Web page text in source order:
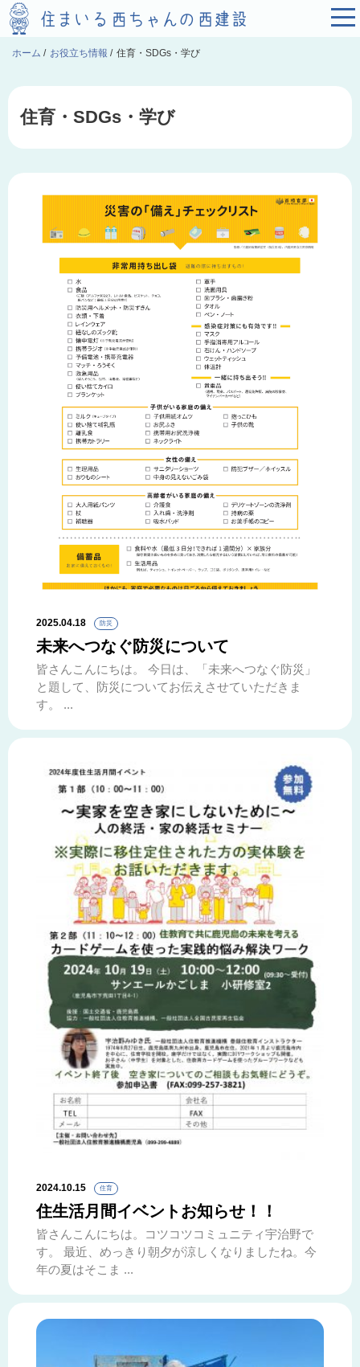
ホーム / お役立ち情報 / 住育・SDGs・学び
住育・SDGs・学び
2025.04.18 防災
未来へつなぐ防災について
皆さんこんにちは。 今日は、「未来へつなぐ防災」
と題して、防災についてお伝えさせていただきま
す。 ...
2024.10.15 住育
住生活月間イベントお知らせ！！
皆さんこんにちは。コツコツコミュニティ宇治野で
す。 最近、めっきり朝夕が涼しくなりましたね。今
年の夏はそこま ...